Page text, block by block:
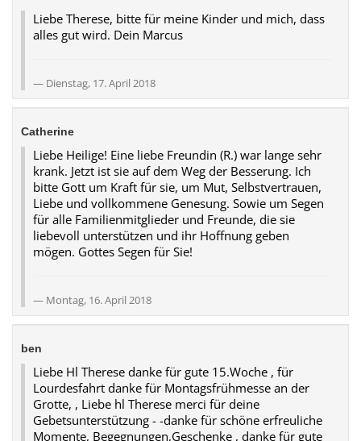
Liebe Therese, bitte für meine Kinder und mich, dass
alles gut wird. Dein Marcus
Dienstag, 17. April 2018
Catherine
Liebe Heilige! Eine liebe Freundin (R.) war lange sehr
krank. Jetzt ist sie auf dem Weg der Besserung. Ich
bitte Gott um Kraft für sie, um Mut, Selbstvertrauen,
Liebe und vollkommene Genesung. Sowie um Segen
für alle Familienmitglieder und Freunde, die sie
liebevoll unterstützen und ihr Hoffnung geben
mögen. Gottes Segen für Sie!
Montag, 16. April 2018
ben
Liebe Hl Therese danke für gute 15.Woche , für
Lourdesfahrt danke für Montagsfrühmesse an der
Grotte, , Liebe hl Therese merci für deine
Gebetsunterstützung - -danke für schöne erfreuliche
Momente, Begegnungen,Geschenke , danke für gute